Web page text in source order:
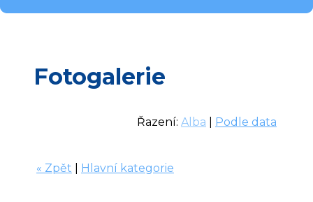
Fotogalerie
Řazení: Alba Podle data
« Zpět Hlavní kategorie